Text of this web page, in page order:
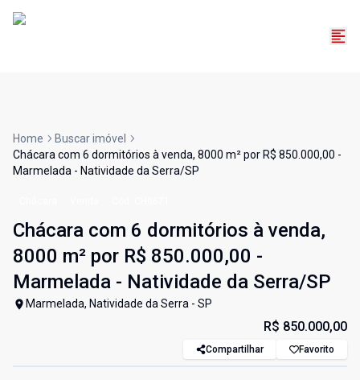
Home
Buscar imóvel
Chácara com 6 dormitórios à venda, 8000 m² por R$ 850.000,00 -
Marmelada - Natividade da Serra/SP
Chácara com 6 dormitórios à venda,
8000 m² por R$ 850.000,00 -
Marmelada - Natividade da Serra/SP
Marmelada, Natividade da Serra - SP
R$ 850.000,00
Compartilhar Favorito